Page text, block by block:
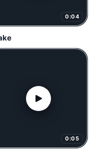
0:04
0:05